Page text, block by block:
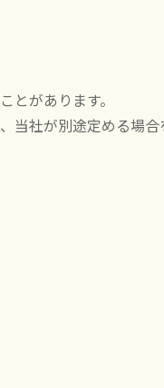
とがあります。
当社が別途定める場